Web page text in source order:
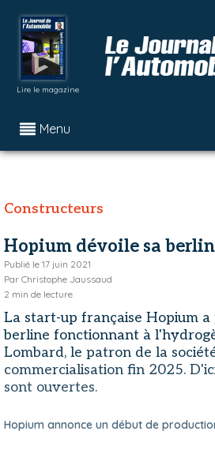
Lire le magazine
Menu
Constructeurs
Hopium dévoile sa
Publié le 17 juin 2021
Par Christophe Jaussaud
2 min de lecture
La start-up française Hopium
berline fonctionnant à
Lombard, le patron de la
commercialisation fin 2025.
sont ouvertes.
Hopium annonce un début de